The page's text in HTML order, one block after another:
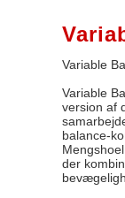
Variable
Variable
version af
der